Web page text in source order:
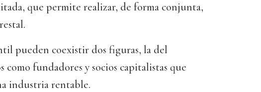
que permite realizar, de forma conjunta,
pueden coexistir dos figuras, la del
fundadores y socios capitalistas que
industria rentable.